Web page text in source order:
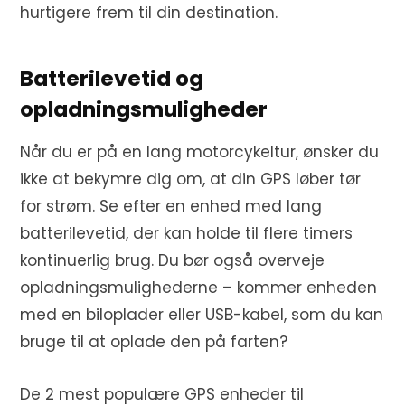
hurtigere frem til din destination.
Batterilevetid og
opladningsmuligheder
Når du er på en lang motorcykeltur, ønsker du
ikke at bekymre dig om, at din GPS løber tør
for strøm. Se efter en enhed med lang
batterilevetid, der kan holde til flere timers
kontinuerlig brug. Du bør også overveje
opladningsmulighederne – kommer enheden
med en biloplader eller USB-kabel, som du kan
bruge til at oplade den på farten?
De 2 mest populære GPS enheder til